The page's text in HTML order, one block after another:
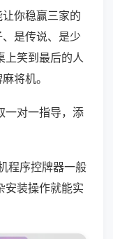
你稳赢三家的
是传说、是少
上笑到最后的人
将机。
一对一指导，添
程序控牌器一般
安装操作就能实